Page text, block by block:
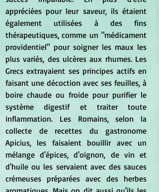
appréciées pour leur saveur, ils étaient
également utilisées à des fins
thérapeutiques, comme un "médicament
providentiel" pour soigner les maux les
plus variés, des ulcères aux rhumes. Les
Grecs extrayaient ses principes actifs en
faisant une décoction avec ses feuilles, à
boire chaude ou froide pour purifier le
système digestif et traiter toute
inflammation. Les Romains, selon la
collecte de recettes du gastronome
Apicius, les faisaient bouillir avec un
mélange d'épices, d'oignon, de vin et
d'huile ou les servaient avec des sauces
crémeuses préparées avec des herbes